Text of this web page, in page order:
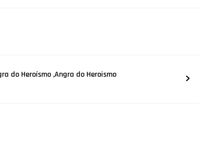
do Heroísmo ,Angra do Heroismo